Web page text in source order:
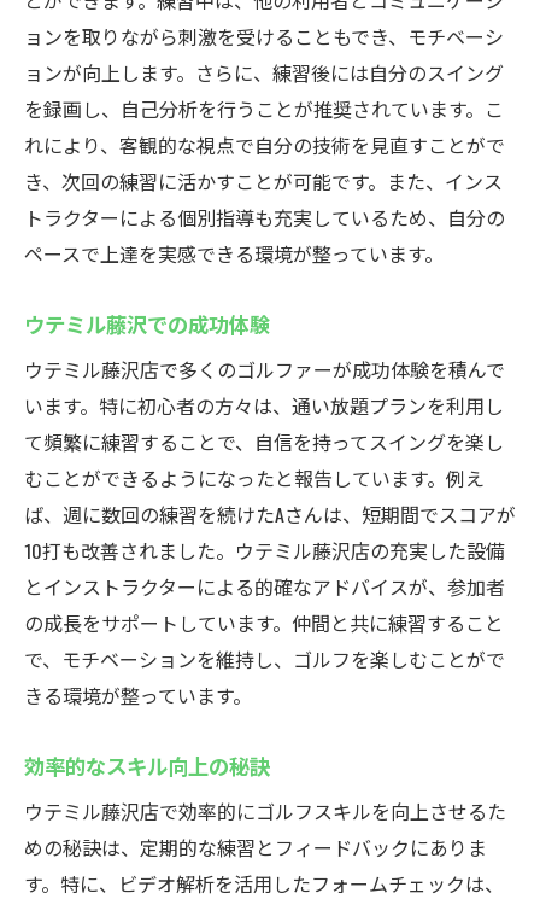
ョンを取りながら刺激を受けることもでき、モチベーシ
ョンが向上します。さらに、練習後には自分のスイング
を録画し、自己分析を行うことが推奨されています。こ
れにより、客観的な視点で自分の技術を見直すことがで
き、次回の練習に活かすことが可能です。また、インス
トラクターによる個別指導も充実しているため、自分の
ペースで上達を実感できる環境が整っています。
ウテミル藤沢での成功体験
ウテミル藤沢店で多くのゴルファーが成功体験を積んで
います。特に初心者の方々は、通い放題プランを利用し
て頻繁に練習することで、自信を持ってスイングを楽し
むことができるようになったと報告しています。例え
ば、週に数回の練習を続けたAさんは、短期間でスコアが
10打も改善されました。ウテミル藤沢店の充実した設備
とインストラクターによる的確なアドバイスが、参加者
の成長をサポートしています。仲間と共に練習すること
で、モチベーションを維持し、ゴルフを楽しむことがで
きる環境が整っています。
効率的なスキル向上の秘訣
ウテミル藤沢店で効率的にゴルフスキルを向上させるた
めの秘訣は、定期的な練習とフィードバックにありま
す。特に、ビデオ解析を活用したフォームチェックは、